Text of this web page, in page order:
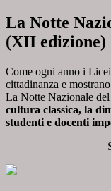
La Notte
(XII edizione)
Come ogni anno i
cittadinanza e
La Notte Nazionale
cultura classica, la
studenti e docenti